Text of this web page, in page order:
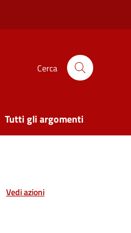
Cerca
Tutti gli argomenti
Vedi azioni